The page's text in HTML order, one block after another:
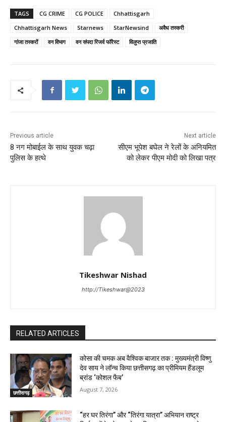
TAGS CG CRIME CG POLICE
Chhattisgarh
Chhattisgarh News
Starnews StarNewsind
अवैध तस्करी
गांजा तस्करों
वन विभाग वन संपदा रिजर्व फॉरेस्ट विलुप्त प्रजाति
Previous article
8 नग मोबाईल के साथ युवक चढ़ा
पुलिस के हत्थे
Next article
सीएम भूपेश बघेल ने रेलों के अनियमित
को लेकर पीएम मोदी को लिखा पत्र
Tikeshwar Nishad
http://Tikeshwar@2023
RELATED ARTICLES
छत्तीसगढ़
कोसा की चमक अब वैश्विक बाजार तक : मुख्यमंत्री विष्णु
देव साय ने लॉन्च किया छत्तीसगढ़ का प्रीमियम हैंडलूम
ब्रांड ‘कोशल फैब’
August 7, 2026
“हर घर तिरंगा” और “तिरंगा यात्रा” अभियान राष्ट्र